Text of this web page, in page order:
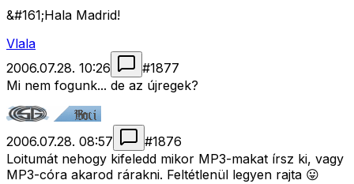
&#161;Hala Madrid!
Vlala
2006.07.28. 10:26
#1877
Mi nem fogunk... de az újregek?
2006.07.28. 08:57 #1876
Loitumát nehogy kifeledd mikor MP3-makat írsz ki, vagy
MP3-córa akarod rárakni. Feltétlenül legyen rajta 😛